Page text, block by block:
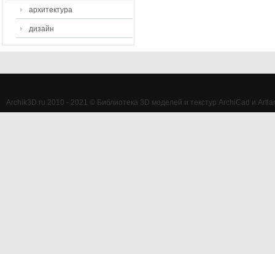
архитектура
дизайн
Archik3D.ru 2010 - 2021 © Библиотека 3D моделей и текстур ArchiCad и